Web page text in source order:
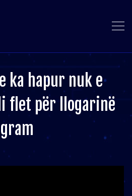
ka hapur nuk e
flet për llogarinë